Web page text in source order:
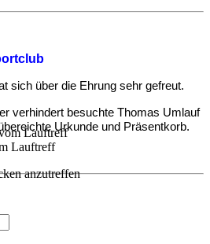
Lauftreff
anzutreffen
sich über die Ehrung sehr gefreut.
verhindert besuchte Thomas Umlauf
Urkunde und Präsentkorb.